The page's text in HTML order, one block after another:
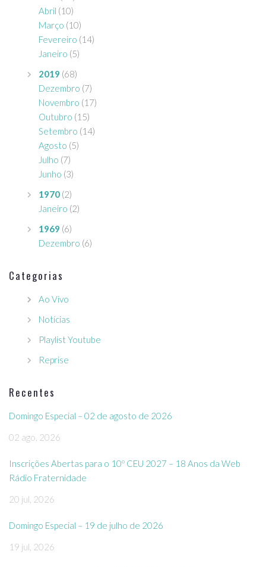
Abril (10)
Março (10)
Fevereiro (14)
Janeiro (5)
2019 (68)
Dezembro (7)
Novembro (17)
Outubro (15)
Setembro (14)
Agosto (5)
Julho (7)
Junho (3)
1970 (2)
Janeiro (2)
1969 (6)
Dezembro (6)
Categorias
Ao Vivo
Notícias
Playlist Youtube
Reprise
Recentes
Domingo Especial – 02 de agosto de 2026
02 ago, 2026
Inscrições Abertas para o 10º CEU 2027 – 18 Anos da Web
Rádio Fraternidade
20 jul, 2026
Domingo Especial – 19 de julho de 2026
19 jul, 2026